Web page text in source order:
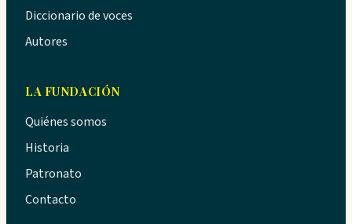
Diccionario de voces
Autores
LA FUNDACIÓN
Quiénes somos
Historia
Patronato
Contacto